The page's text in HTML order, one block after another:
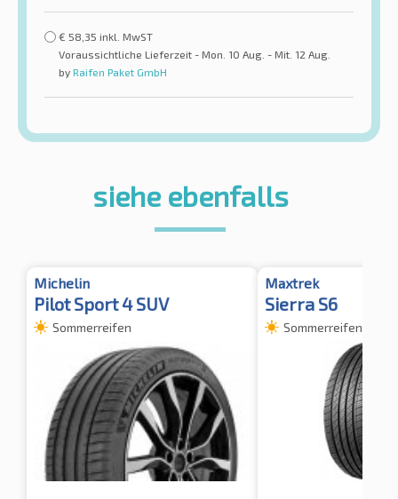
€ 58,35 inkl. MwST
Voraussichtliche Lieferzeit - Mon. 10 Aug. - Mit. 12 Aug.
by Raifen Paket GmbH
siehe ebenfalls
Michelin
Pilot Sport 4 SUV
Sommerreifen
Maxtrek
Sierra S6
Sommerreifen